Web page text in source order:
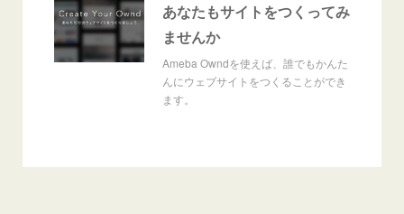
あなたもサイトをつくってみ
ませんか
Ameba Owndを使えば、誰でもかんた
んにウェブサイトをつくることができ
ます。